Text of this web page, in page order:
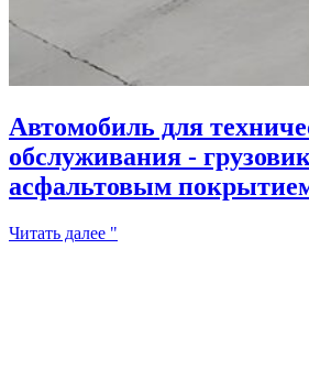
Автомобиль для
обслуживания -
асфальтовым
Читать далее "